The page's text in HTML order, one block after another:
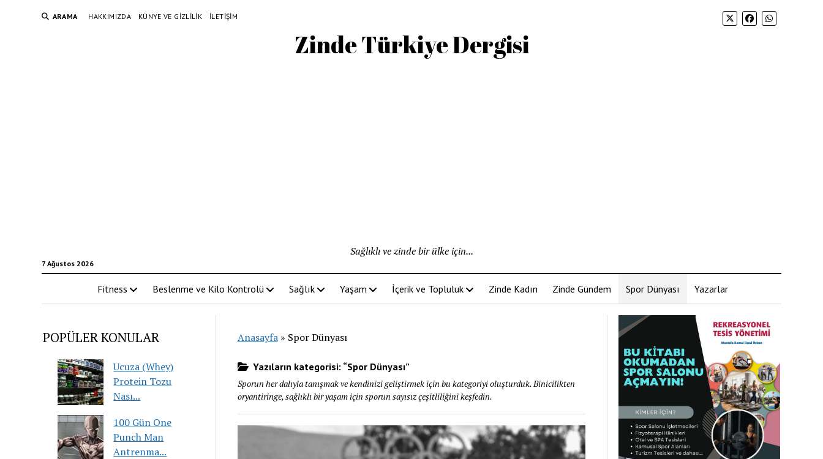
ARAMA HAKKIMIZDA KÜNYE VE GIZLILIK İLETIŞIM
Zinde Türkiye Dergisi
7 Ağustos 2026
Sağlıklı ve zinde bir ülke için...
Fitness Beslenme ve Kilo Kontrolü Sağlık Yaşam İçerik ve Topluluk Zinde Kadın Zinde Gündem Spor Dünyası Yazarlar
POPÜLER KONULAR
Ucuza (Whey)
Protein Tozu
Nası...
100 Gün One
Punch Man
Antrenma...
Anasayfa» Spor Dünyası
Yazıların kategorisi: “Spor Dünyası”
Sporun her dalıyla tanışmak ve kendinizi geliştirmek için bu kategoriyi oluşturduk. Binicilikten
oryantiringe, sağlıklı bir yaşam için sporun sayısız çeşitliliğini keşfedin.